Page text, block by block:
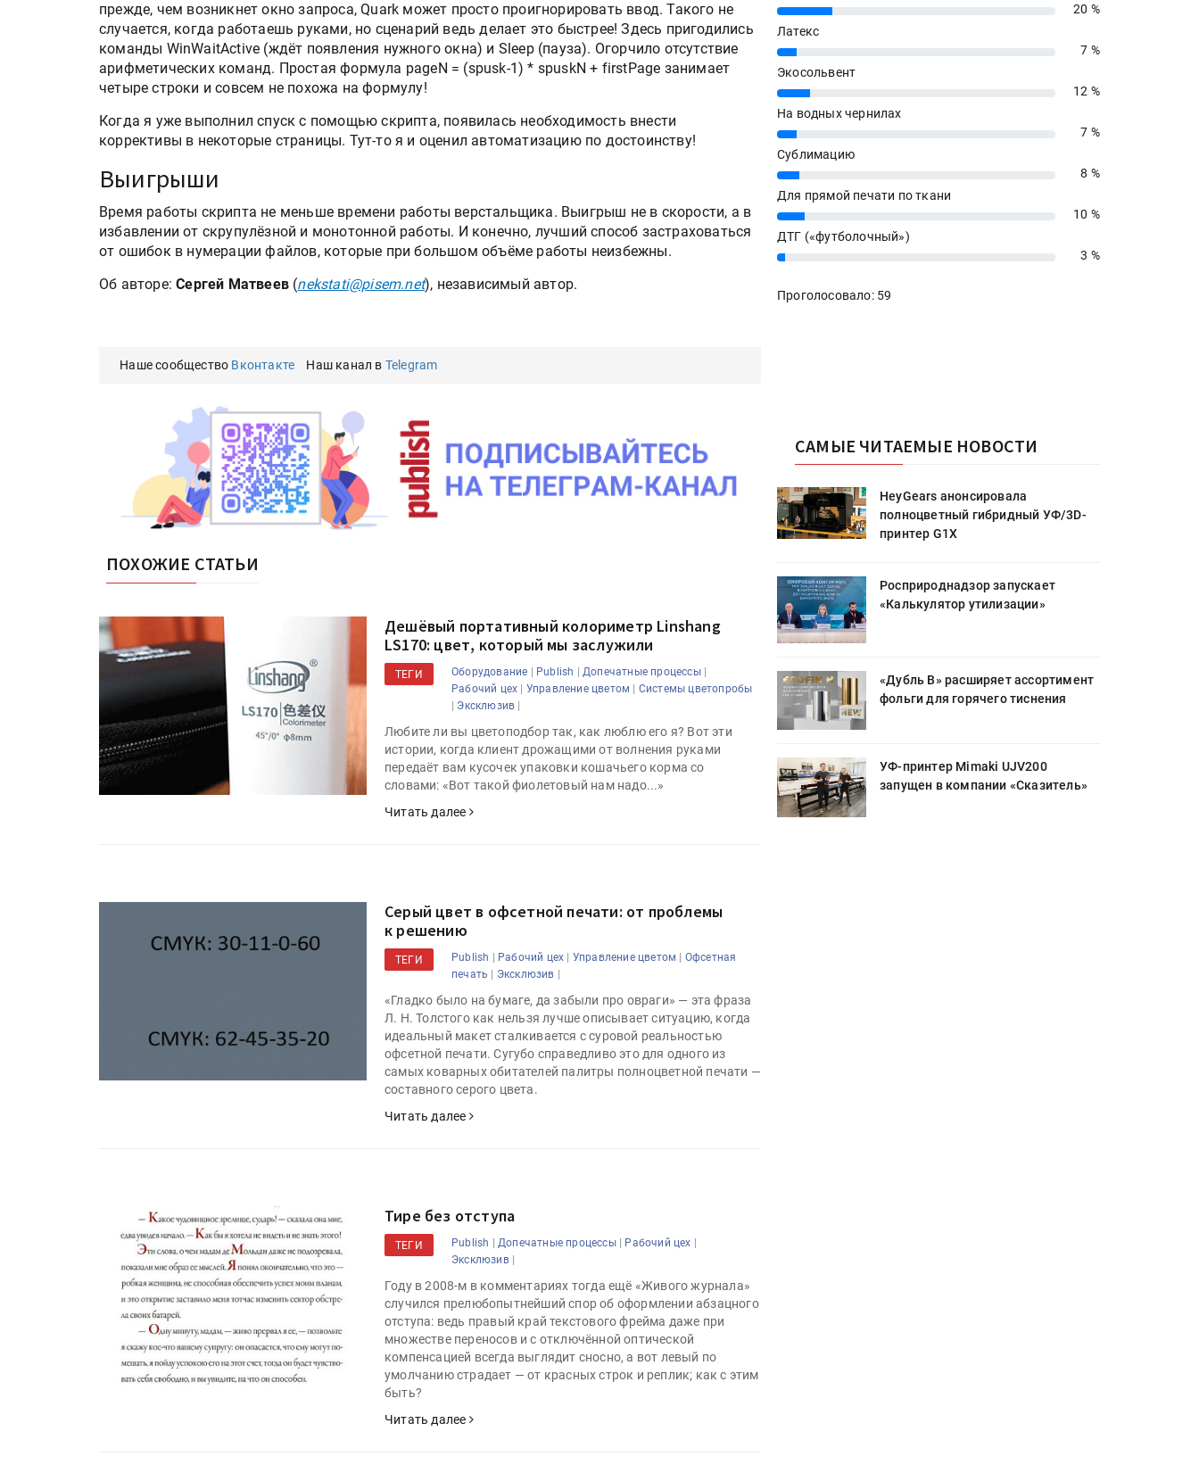
прежде, чем возникнет окно запроса, Quark может просто проигнорировать ввод. Такого не
случается, когда работаешь руками, но сценарий ведь делает это быстрее! Здесь пригодились
команды WinWaitActive (ждёт появления нужного окна) и Sleep (пауза). Огорчило отсутствие
арифметических команд. Простая формула pageN = (spusk-1) * spuskN + firstPage занимает
четыре строки и совсем не похожа на формулу!
Когда я уже выполнил спуск с помощью скрипта, появилась необходимость внести
коррективы в некоторые страницы. Тут-то я и оценил автоматизацию по достоинству!
Выигрыши
Время работы скрипта не меньше времени работы верстальщика. Выигрыш не в скорости, а в
избавлении от скрупулёзной и монотонной работы. И конечно, лучший способ застраховаться
от ошибок в нумерации файлов, которые при большом объёме работы неизбежны.
Об авторе:Сергей Матвеев (nekstati@pisem.net), независимый автор.
Наше сообщество Вконтакте Наш канал в Telegram
ПОХОЖИЕ СТАТЬИ
Дешёвый портативный колориметр Linshang
LS170: цвет, который мы заслужили
ТЕГИ Оборудование | Publish |Допечатные процессы|
Рабочий цех | Управление цветом | Системы цветопробы
| Эксклюзив |
Любите ли вы цветоподбор так, как люблю его я? Вот эти
истории, когда клиент дрожащими от волнения руками
передаёт вам кусочек упаковки кошачьего корма со
словами: «Вот такой фиолетовый нам надо...»
Читать далее
Серый цвет в офсетной печати: от проблемы
к решению
ТЕГИ Publish | Рабочий цех | Управление цветом | Офсетная
печать | Эксклюзив |
«Гладко было на бумаге, да забыли про овраги» — эта фраза
Л. Н. Толстого как нельзя лучше описывает ситуацию, когда
идеальный макет сталкивается с суровой реальностью
офсетной печати. Сугубо справедливо это для одного из
самых коварных обитателей палитры полноцветной печати —
составного серого цвета.
Читать далее
Тире без отступа
ТЕГИ Publish |Допечатные процессы| Рабочий цех |
Эксклюзив|
Году в 2008-м в комментариях тогда ещё «Живого журнала»
случился прелюбопытнейший спор об оформлении абзацного
отступа: ведь правый край текстового фрейма даже при
множестве переносов и с отключённой оптической
компенсацией всегда выглядит сносно, а вот левый по
умолчанию страдает — от красных строк и реплик; как с этим
быть?
Читать далее
20%
20 %
Латекс
7%
7 %
Экосольвент
12%
12 %
На водных чернилах
7%
7 %
Сублимацию
8%
8 %
Для прямой печати по ткани
10%
10 %
ДТГ («футболочный»)
3% 3 %
Проголосовало: 59
САМЫЕ ЧИТАЕМЫЕ НОВОСТИ
HeyGears анонсировала
полноцветный гибридный УФ/3D-
«Дубль В» расширяет ассортимент
фольги для горячего тиснения
УФ-принтер Mimaki UJV200
запущен в компании «Сказитель»
HeyGears анонсировала
«Дубль В» расширяет ассортимент
фольги для горячего тиснения
УФ-принтер Mimaki UJV200
запущен в компании «Сказитель»
HeyGears анонсировала
полноцветный гибридный УФ/3D-
принтер G1X
Росприроднадзор запускает
«Калькулятор утилизации»
«Дубль В» расширяет ассортимент
фольги для горячего тиснения
УФ-принтер Mimaki UJV200
запущен в компании «Сказитель»